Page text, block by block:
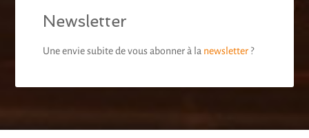
Newsletter
Une envie subite de vous abonner à la newsletter ?